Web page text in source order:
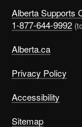
Alberta Supports
1-877-644-9992
Alberta.ca
Privacy Policy
Accessibility
Sitemap